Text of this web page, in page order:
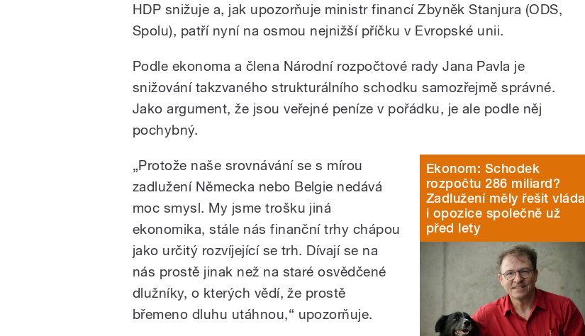
HDP snižuje a, jak upozorňuje ministr financí Zbyněk Stanjura (ODS,
Spolu), patří nyní na osmou nejnižší příčku v Evropské unii.
Podle ekonoma a člena Národní rozpočtové rady Jana Pavla je
snižování takzvaného strukturálního schodku samozřejmě správné.
Jako argument, že jsou veřejné peníze v pořádku, je ale podle něj
pochybný.
Ekonom: Schodek
rozpočtu 286 miliard?
Zadlužení měly řešit vláda
i opozice společně už
před lety
„Protože naše srovnávání se s mírou
zadlužení Německa nebo Belgie nedává
moc smysl. My jsme trošku jiná
ekonomika, stále nás finanční trhy chápou
jako určitý rozvíjející se trh. Dívají se na
nás prostě jinak než na staré osvědčené
dlužníky, o kterých vědí, že prostě
břemeno dluhu utáhnou,“ upozorňuje.